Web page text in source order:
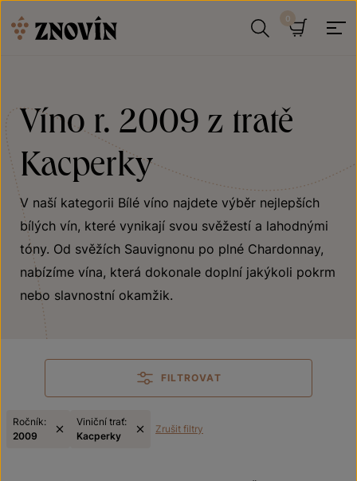
Víno r. 2009 z tratě
Kacperky
V naší kategorii Bílé víno najdete výběr nejlepších
bílých vín, které vynikají svou svěžestí a lahodnými
tóny. Od svěžích Sauvignonu po plné Chardonnay,
nabízíme vína, která dokonale doplní jakýkoli pokrm
nebo slavnostní okamžik.
FILTROVAT
Ročník:
2009
Viniční trať:
Kacperky
Zrušit filtry